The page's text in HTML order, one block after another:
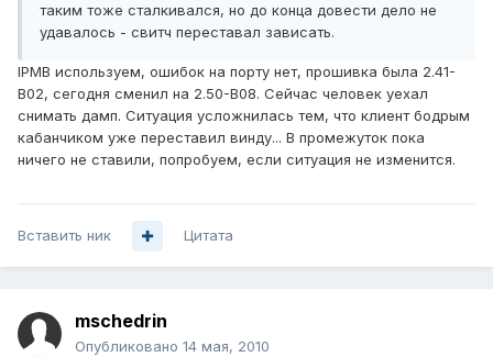
таким тоже сталкивался, но до конца довести дело не
удавалось - свитч переставал зависать.
IPMB используем, ошибок на порту нет, прошивка была 2.41-
B02, сегодня сменил на 2.50-B08. Сейчас человек уехал
снимать дамп. Ситуация усложнилась тем, что клиент бодрым
кабанчиком уже переставил винду... В промежуток пока
ничего не ставили, попробуем, если ситуация не изменится.
Вставить ник Цитата
mschedrin
Опубликовано 14 мая, 2010